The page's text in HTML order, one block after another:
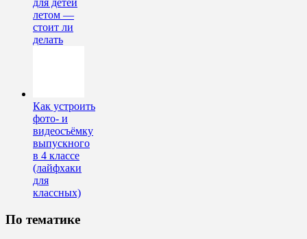
для детей
летом —
стоит ли
делать
Как устроить
фото- и
видеосъёмку
выпускного
в 4 классе
(лайфхаки
для
классных)
По тематике